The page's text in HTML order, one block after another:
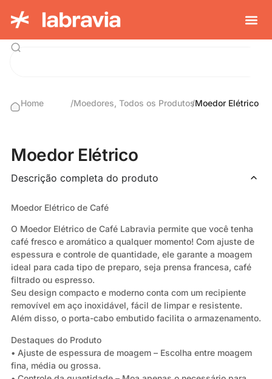
Home /Moedores Todos os Produtos
/Moedor Elétrico
Moedor Elétrico
Descrição completa do produto
Moedor Elétrico de Café
O Moedor Elétrico de Café Labravia permite que você tenha
café fresco e aromático a qualquer momento! Com ajuste de
espessura e controle de quantidade, ele garante a moagem
ideal para cada tipo de preparo, seja prensa francesa, café
filtrado ou espresso.
Seu design compacto e moderno conta com um recipiente
removível em aço inoxidável, fácil de limpar e resistente.
Além disso, o porta-cabo embutido facilita o armazenamento.
Destaques do Produto
• Ajuste de espessura de moagem – Escolha entre moagem
fina, média ou grossa.